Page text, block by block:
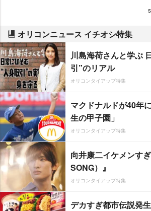
オリコンニュース イチオシ特集
川島海荷さんと学ぶ
引”のリアル
オリコンタイアップ特集
マクドナルドが40年
生の甲子園」
オリコンタイアップ特集
向井康二イケメンす
SONG）』
オリコンタイアップ特集
デカすぎ都市伝説発